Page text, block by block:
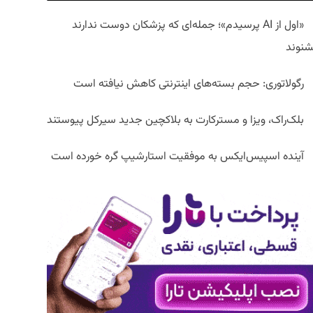
«اول از AI پرسیدم»؛ جمله‌ای که پزشکان دوست ندارند
رگولاتوری: حجم بسته‌های اینترنتی کاهش نیافته است
بلک‌راک، ویزا و مسترکارت به بلاکچین جدید سیرکل پیوستند
آینده اسپیس‌ایکس به موفقیت استارشیپ گره خورده است